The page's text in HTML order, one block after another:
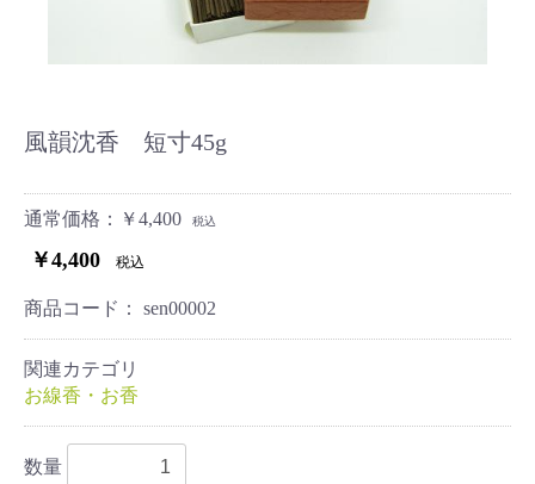
風韻沈香 短寸45g
通常価格：￥4,400 税込
￥4,400 税込
商品コード： sen00002
関連カテゴリ
お線香・お香
数量